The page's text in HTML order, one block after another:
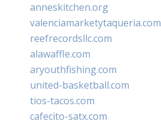
anneskitchen.org
valenciamarketytaqueria.com
reefrecordsllc.com
alawaffle.com
aryouthfishing.com
united-basketball.com
tios-tacos.com
cafecito-satx.com